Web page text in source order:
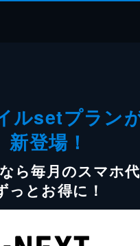
ルsetプラン
新登場！
ら毎月のスマホ
っとお得に！